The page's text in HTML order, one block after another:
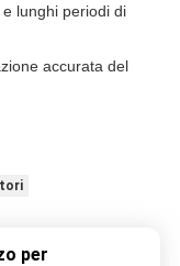
lunghi periodi di
accurata del
per